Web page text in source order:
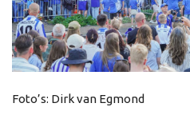
Foto’s: Dirk van Egmond